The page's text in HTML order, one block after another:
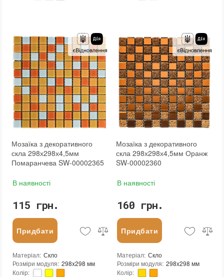
Основа: Самоклейка, Сітка
Призначення:
В інтер'єрі, Для лазні, Для басейну, Для ванної кімнати та туалету, Для вітальні, Для душової, Для кухні, Для спальні, Для фартуха
Вага модуля: 0.57 кг
Розмір чіпа: 25x25 мм
Товщина чіпа: 4.5 мм
Площа модуля: 0,088 м²
Країна виробника: Китай
Бренд: Sticker Wall
Тип поверхні: Глянцева
: новий
Основа: Самоклейка, Сітка
Призначення:
В інтер'єрі, Для лазні, Для басейну, Для ванної кімнати та туалету, Для вітальні, Для душової, Для кухні, Для спальні, Для фартуха
Вага модуля: 0.57 кг
Розмір чіпа: 25x25 мм
Товщина чіпа: 4.5 мм
Площа модуля: 0,088 м²
Країна виробника: Китай
Бренд: Sticker Wall
Тип поверхні: Глянцева
Колір виробника: Сріблястий
новий
Мозаїка з декоративного
скла 298х298х4,5мм
Помаранчева SW-00002365
В наявності
115 грн.
Придбати
Матеріал: Скло
Розміри модуля: 298x298 мм
Колір:
Мозаїка з декоративного
скла 298х298х4,5мм Оранж
SW-00002360
В наявності
160 грн.
Придбати
Матеріал: Скло
Розміри модуля: 298x298 мм
Колір: